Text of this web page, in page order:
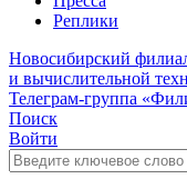
Реплики
Новосибирский
и вычислительной
Телеграм-группа
Поиск
Войти